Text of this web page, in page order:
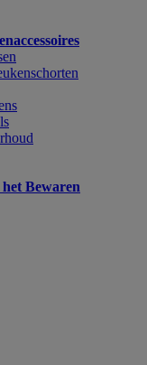
Bewaren